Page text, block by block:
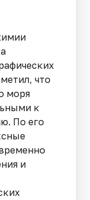
что
моря
к
По его
и